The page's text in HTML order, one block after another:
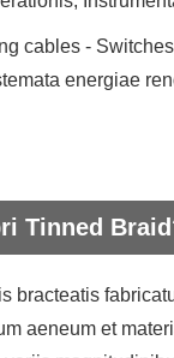
cables -
energiae
Tinned
bracteatis
aeneum et